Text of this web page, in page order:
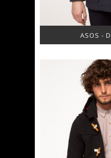
ASOS -